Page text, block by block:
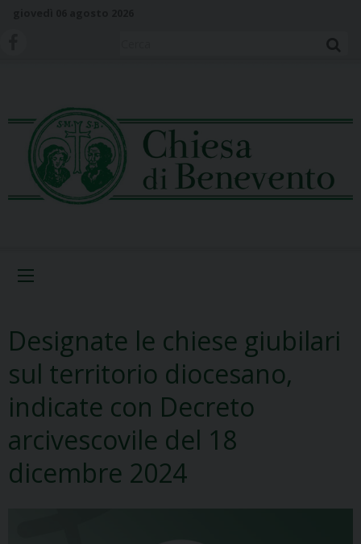
Designate le chiese giubilari
sul territorio diocesano,
indicate con Decreto
arcivescovile del 18
dicembre 2024